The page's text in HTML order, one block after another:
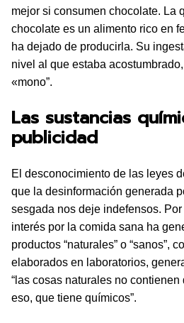
mejor si consumen chocolate. La
chocolate es un alimento rico en
ha dejado de producirla. Su
nivel al que estaba
«mono”.
Las sustancias
publicidad
El desconocimiento de las leyes
que la desinformación generada
sesgada nos deje indefensos.
interés por la comida sana ha
productos “naturales” o “sanos”,
elaborados en laboratorios,
“las cosas naturales no contienen
eso, que tiene químicos”.